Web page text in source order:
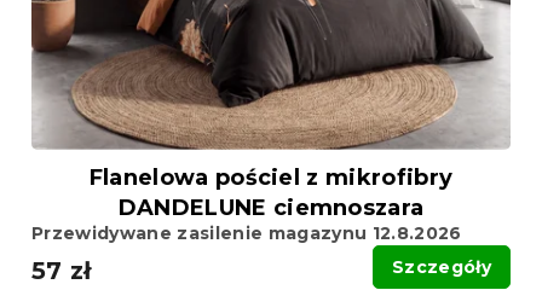
Flanelowa pościel z mikrofibry
DANDELUNE ciemnoszara
Przewidywane zasilenie magazynu 12.8.2026
57 zł Szczegóły